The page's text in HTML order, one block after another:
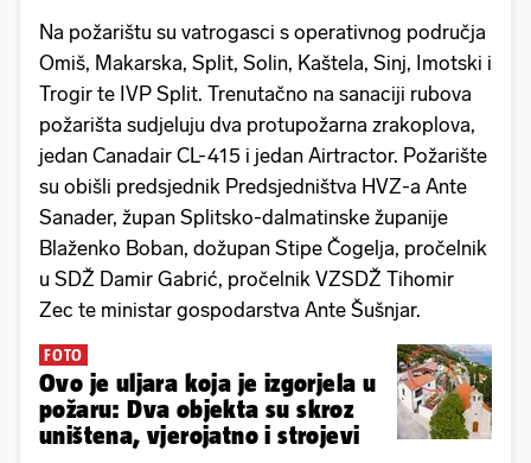
Na požarištu su vatrogasci s operativnog područja
Omiš, Makarska, Split, Solin, Kaštela, Sinj, Imotski i
Trogir te IVP Split. Trenutačno na sanaciji rubova
požarišta sudjeluju dva protupožarna zrakoplova,
jedan Canadair CL-415 i jedan Airtractor. Požarište
su obišli predsjednik Predsjedništva HVZ-a Ante
Sanader, župan Splitsko-dalmatinske županije
Blaženko Boban, dožupan Stipe Čogelja, pročelnik
u SDŽ Damir Gabrić, pročelnik VZSDŽ Tihomir
Zec te ministar gospodarstva Ante Šušnjar.
FOTO
Ovo je uljara koja je izgorjela u
požaru: Dva objekta su skroz
uništena, vjerojatno i strojevi